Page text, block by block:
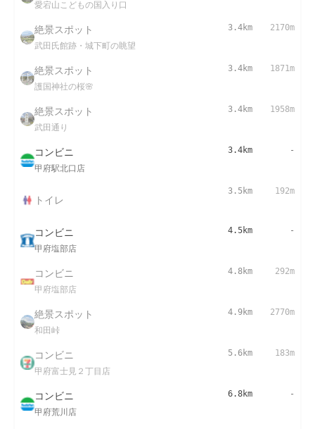
愛宕山こどもの国入り口
絶景スポット
武田氏館跡・城下町の眺望
3.4km 2170m
絶景スポット
護国神社の桜🌸
3.4km 1871m
絶景スポット
武田通り
3.4km 1958m
コンビニ
甲府駅北口店
3.4km -
トイレ
3.5km 192m
コンビニ
甲府塩部店
4.5km -
コンビニ
甲府塩部店
4.8km 292m
絶景スポット
和田峠
4.9km 2770m
コンビニ
甲府富士見２丁目店
5.6km 183m
コンビニ
甲府荒川店
6.8km -